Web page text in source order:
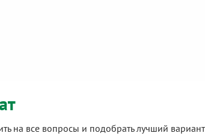
на все вопросы и подобрать лучший